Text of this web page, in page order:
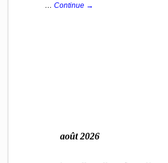
… Continue →
août 2026